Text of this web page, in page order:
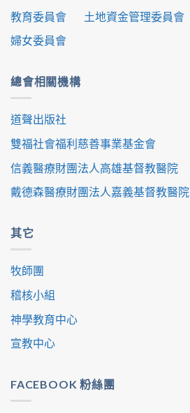
教育委員會
婦女委員會
土地資金管理委員會
總會相關機構
道聲出版社
雙福社會福利慈善事業基金會
信義醫療財團法人高雄基督教醫院
戴德森醫療財團法人嘉義基督教醫院
其它
牧師團
稽核小組
神學教育中心
宣教中心
FACEBOOK 粉絲團